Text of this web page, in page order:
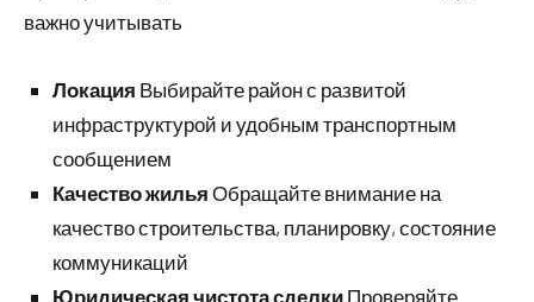
важно учитывать
Локация Выбирайте район с развитой
инфраструктурой и удобным транспортным
сообщением
Качество жилья Обращайте внимание на
качество строительства, планировку, состояние
коммуникаций
Юридическая чистота сделки Проверяйте